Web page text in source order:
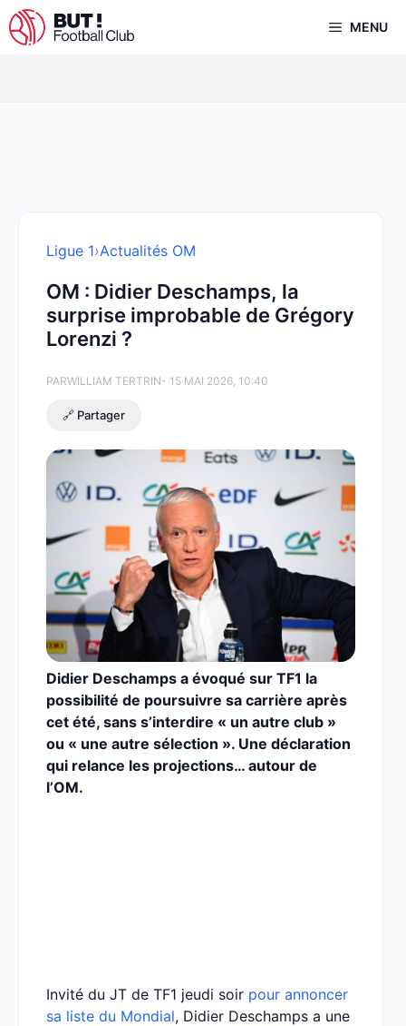
Aller
au
MENU
Ligue 1›Actualités OM
OM : Didier Deschamps, la
surprise improbable de Grégory
Lorenzi ?
PARWILLIAM TERTRIN- 15 MAI 2026, 10:40
🔗 Partager
Didier Deschamps a évoqué sur TF1 la
possibilité de poursuivre sa carrière après
cet été, sans s’interdire « un autre club »
ou « une autre sélection ». Une déclaration
qui relance les projections… autour de
l’OM.
Invité du JT de TF1 jeudi soir pour annoncer
sa liste du Mondial, Didier Deschamps a une